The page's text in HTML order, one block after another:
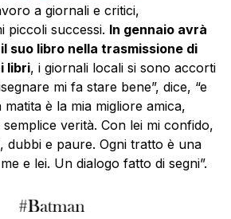
a giornali e critici,
piccoli successi. In gennaio avrà
suo libro nella trasmissione di
libri, i giornali locali si sono accorti
mi fa stare bene”, dice, “e
è la mia migliore amica,
verità. Con lei mi confido,
dubbi e paure. Ogni tratto è una
e lei. Un dialogo fatto di segni”.